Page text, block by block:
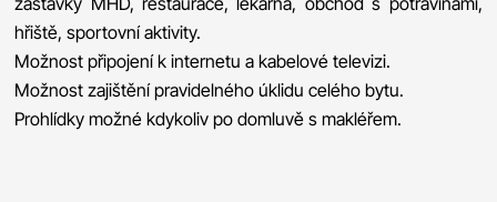
hřiště, sportovní aktivity.
Možnost připojení k internetu a kabelové televizi.
Možnost zajištění pravidelného úklidu celého bytu.
Prohlídky možné kdykoliv po domluvě s makléřem.